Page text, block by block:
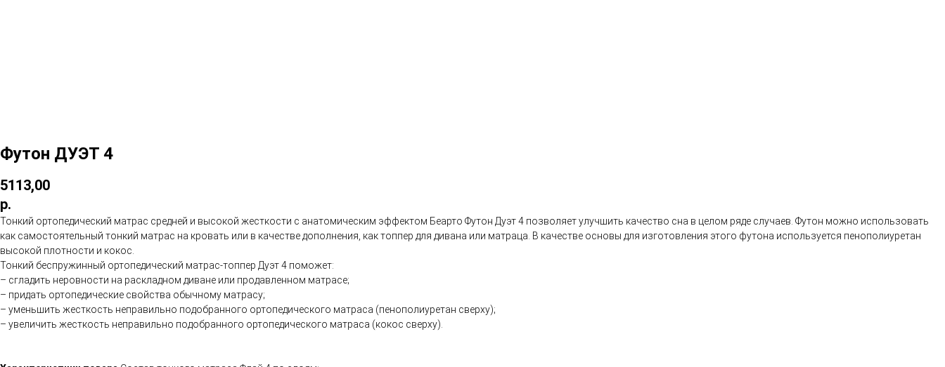
Футон ДУЭТ 4
5113,00
р.
Тонкий ортопедический матрас средней и высокой жесткости с анатомическим эффектом Беарто Футон Дуэт 4 позволяет улучшить качество сна в целом ряде случаев. Футон можно использовать
как самостоятельный тонкий матрас на кровать или в качестве дополнения, как топпер для дивана или матраца. В качестве основы для изготовления этого футона используется пенополиуретан
высокой плотности и кокос.
Тонкий беспружинный ортопедический матрас-топпер Дуэт 4 поможет:
– сгладить неровности на раскладном диване или продавленном матрасе;
– придать ортопедические свойства обычному матрасу;
– уменьшить жесткость неправильно подобранного ортопедического матраса (пенополиуретан сверху);
– увеличить жесткость неправильно подобранного ортопедического матраса (кокос сверху).